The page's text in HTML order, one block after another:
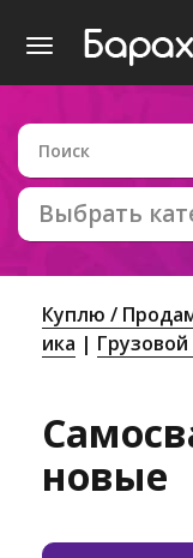
Выбрать
Куплю /
ика
новые